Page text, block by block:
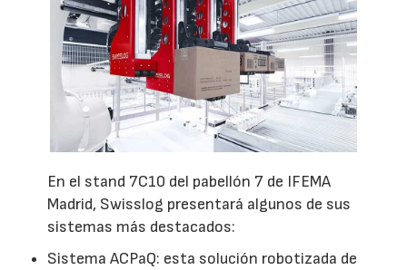
En el stand 7C10 del pabellón 7 de IFEMA
Madrid, Swisslog presentará algunos de sus
sistemas más destacados:
Sistema ACPaQ: esta solución robotizada de